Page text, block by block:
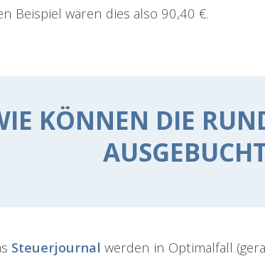
Beispiel wären dies also 90,40 €.
KÖNNEN DIE
Steuerjournal werden in Optimalfall